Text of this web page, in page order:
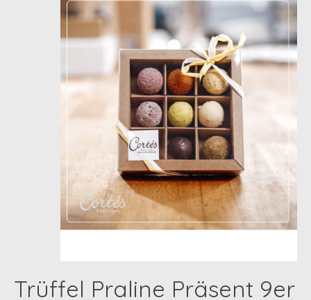
Trüffel Praline Präsent 9er